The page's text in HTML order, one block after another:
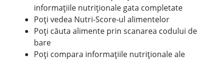
informațiile nutriționale gata completate
Poți vedea Nutri-Score-ul alimentelor
Poți căuta alimente prin scanarea codului de
bare
Poți compara informațiile nutriționale ale